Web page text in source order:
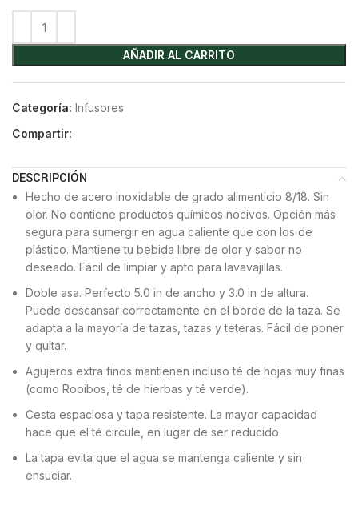
AÑADIR AL CARRITO
Categoría: Infusores
Compartir:
DESCRIPCIÓN
Hecho de acero inoxidable de grado alimenticio 8/18. Sin
olor. No contiene productos químicos nocivos. Opción más
segura para sumergir en agua caliente que con los de
plástico. Mantiene tu bebida libre de olor y sabor no
deseado. Fácil de limpiar y apto para lavavajillas.
Doble asa. Perfecto 5.0 in de ancho y 3.0 in de altura.
Puede descansar correctamente en el borde de la taza. Se
adapta a la mayoría de tazas, tazas y teteras. Fácil de poner
y quitar.
Agujeros extra finos mantienen incluso té de hojas muy finas
(como Rooibos, té de hierbas y té verde).
Cesta espaciosa y tapa resistente. La mayor capacidad
hace que el té circule, en lugar de ser reducido.
La tapa evita que el agua se mantenga caliente y sin
ensuciar.